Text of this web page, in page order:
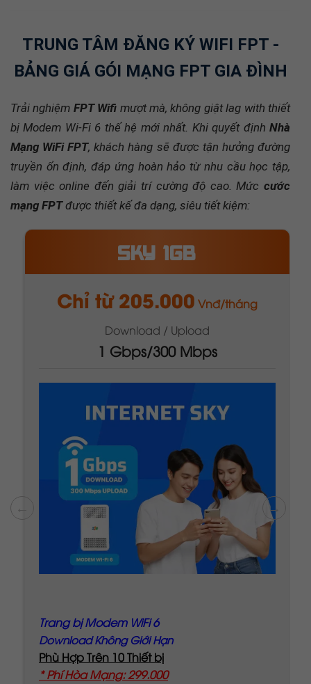
TRUNG TÂM ĐĂNG KÝ WIFI FPT -
BẢNG GIÁ GÓI MẠNG FPT GIA ĐÌNH
Trải nghiệm FPT Wifi mượt mà, không giật lag with thiết
bị Modem Wi-Fi 6 thế hệ mới nhất. Khi quyết định Nhà
Mạng WiFi FPT, khách hàng sẽ được tận hưởng đường
truyền ổn định, đáp ứng hoàn hảo từ nhu cầu học tập,
làm việc online đến giải trí cường độ cao. Mức cước
mạng FPTđược thiết kế đa dạng, siêu tiết kiệm:
META 1GB
Chỉ từ 295.000Vnđ/tháng
Download / Upload
1 Gbps/1 Gbps
Trang bị Modem WiFi 6
* Phí Hòa Mạng: 299.000
* Ưu đãi giảm giá khi trả trước *
Ưu Đãi Miễn Phí Wifi 6 Hiện Đại